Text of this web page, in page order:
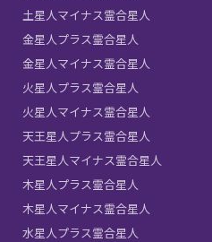
土星人マイナス霊合星人
金星人プラス霊合星人
金星人マイナス霊合星人
火星人プラス霊合星人
火星人マイナス霊合星人
天王星人プラス霊合星人
天王星人マイナス霊合星人
木星人プラス霊合星人
木星人マイナス霊合星人
水星人プラス霊合星人